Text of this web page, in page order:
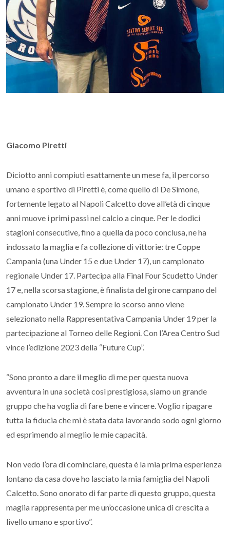
Giacomo Piretti
Diciotto anni compiuti esattamente un mese fa, il percorso
umano e sportivo di Piretti è, come quello di De Simone,
fortemente legato al Napoli Calcetto dove all’età di cinque
anni muove i primi passi nel calcio a cinque. Per le dodici
stagioni consecutive, fino a quella da poco conclusa, ne ha
indossato la maglia e fa collezione di vittorie: tre Coppe
Campania (una Under 15 e due Under 17), un campionato
regionale Under 17. Partecipa alla Final Four Scudetto Under
17 e, nella scorsa stagione, è finalista del girone campano del
campionato Under 19. Sempre lo scorso anno viene
selezionato nella Rappresentativa Campania Under 19 per la
partecipazione al Torneo delle Regioni. Con l’Area Centro Sud
vince l’edizione 2023 della “Future Cup”.
“Sono pronto a dare il meglio di me per questa nuova
avventura in una società così prestigiosa, siamo un grande
gruppo che ha voglia di fare bene e vincere. Voglio ripagare
tutta la fiducia che mi è stata data lavorando sodo ogni giorno
ed esprimendo al meglio le mie capacità.
Non vedo l’ora di cominciare, questa è la mia prima esperienza
lontano da casa dove ho lasciato la mia famiglia del Napoli
Calcetto. Sono onorato di far parte di questo gruppo, questa
maglia rappresenta per me un’occasione unica di crescita a
livello umano e sportivo”.